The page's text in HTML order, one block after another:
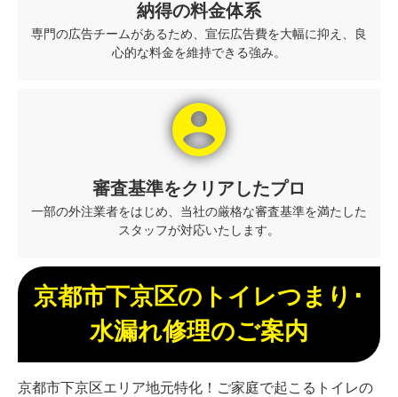
納得の料金体系
専門の広告チームがあるため、宣伝広告費を大幅に抑え、良
心的な料金を維持できる強み。
account_circle
審査基準をクリアしたプロ
一部の外注業者をはじめ、当社の厳格な審査基準を満たした
スタッフが対応いたします。
京都市下京区のトイレつまり･
水漏れ修理のご案内
京都市下京区エリア地元特化！ご家庭で起こるトイレの